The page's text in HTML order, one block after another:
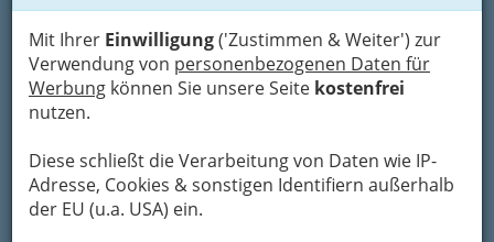
Mit Ihrer Einwilligung('Zustimmen & Weiter') zur
Verwendung von personenbezogenen Daten für
Werbung können Sie unsere Seite kostenfrei
nutzen.
Diese schließt die Verarbeitung von Daten wie IP-
Adresse, Cookies & sonstigen Identifiern außerhalb
der EU (u.a. USA) ein.
Karte
Karte anzeigen